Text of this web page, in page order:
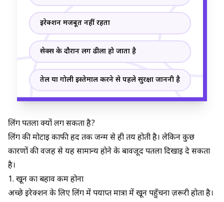
इरेक्शन मजबूत नहीं रहता
सेक्स के दौरान लिंग ढीला हो जाता है
तेल या गोली इस्तेमाल करने से पहले सुरक्षा जाननी है
लिंग पतला क्यों लग सकता है?
लिंग की मोटाई काफी हद तक जन्म से ही तय होती है। लेकिन कुछ
कारणों की वजह से यह सामान्य होने के बावजूद पतला दिखाई दे सकता
है।
1. खून का बहाव कम होना
अच्छे इरेक्शन के लिए लिंग में पर्याप्त मात्रा में खून पहुँचना ज़रूरी होता है।